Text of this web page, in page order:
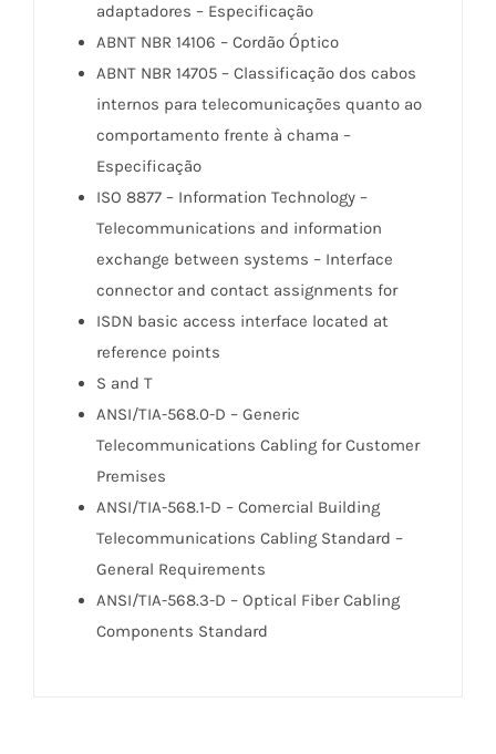
adaptadores – Especificação
ABNT NBR 14106 – Cordão Óptico
ABNT NBR 14705 – Classificação dos cabos
internos para telecomunicações quanto ao
comportamento frente à chama –
Especificação
ISO 8877 – Information Technology –
Telecommunications and information
exchange between systems – Interface
connector and contact assignments for
ISDN basic access interface located at
reference points
S and T
ANSI/TIA-568.0-D – Generic
Telecommunications Cabling for Customer
Premises
ANSI/TIA-568.1-D – Comercial Building
Telecommunications Cabling Standard –
General Requirements
ANSI/TIA-568.3-D – Optical Fiber Cabling
Components Standard